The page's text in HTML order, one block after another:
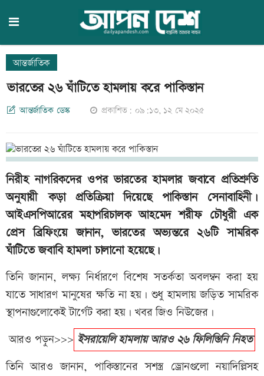
আন্তর্জাতিক
ভারতের ২৬ ঘাঁটিতে হামলায় করে পাকিস্তান
আন্তর্জাতিক ডেস্ক প্রকাশিত: ০৯:১৩, ১২ মে ২০২৫
নিরীহ নাগরিকদের ওপর ভারতের হামলার জবাবে প্রতিশ্রুতি
অনুযায়ী কড়া প্রতিক্রিয়া দিয়েছে পাকিস্তান সেনাবাহিনী।
আইএসপিআরের মহাপরিচালক আহমেদ শরীফ চৌধুরী এক
প্রেস ব্রিফিংয়ে জানান, ভারতের অভ্যন্তরে ২৬টি সামরিক
ঘাঁটিতে জবাবি হামলা চালানো হয়েছে।
তিনি জানান, লক্ষ্য নির্ধারণে বিশেষ সতর্কতা অবলম্বন করা হয়
যাতে সাধারণ মানুষের ক্ষতি না হয়। শুধু হামলায় জড়িত সামরিক
স্থাপনাগুলোকেই টার্গেট করা হয়। খবর জিও নিউজের।
আরও পড়ুন>>> ইসরায়েলি হামলায় আরও ২৬ ফিলিস্তিনি নিহত
তিনি আরও জানান, পাকিস্তানের সশস্ত্র ড্রোনগুলো নয়াদিল্লিসহ